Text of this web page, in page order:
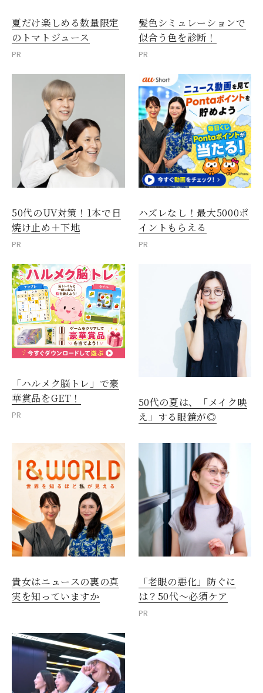
夏だけ楽しめる数量限定
のトマトジュース
PR
髪色シミュレーションで
似合う色を診断！
PR
50代のUV対策！1本で日
焼け止め＋下地
PR
ハズレなし！最大5000ポ
イントもらえる
PR
「ハルメク脳トレ」で豪
華賞品をGET！
PR
50代の夏は、「メイク映
え」する眼鏡が◎
貴女はニュースの裏の真
実を知っていますか
「老眼の悪化」防ぐに
は？50代～必須ケア
PR